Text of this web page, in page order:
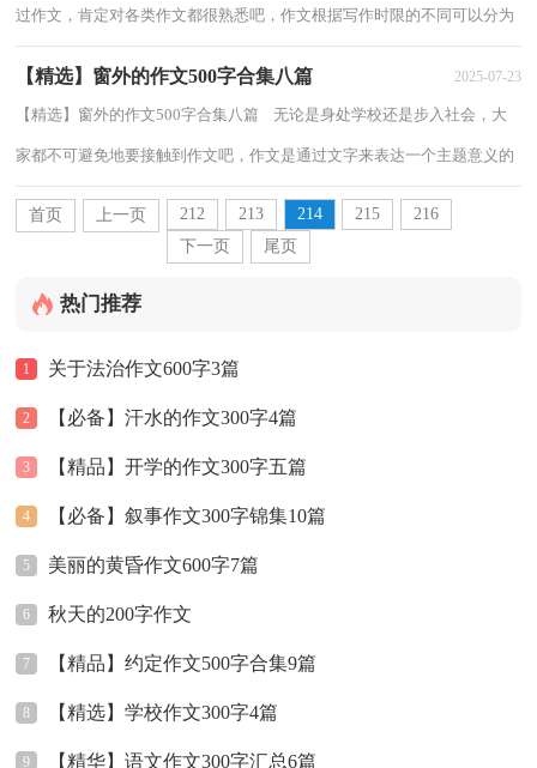
过作文，肯定对各类作文都很熟悉吧，作文根据写作时限的不同可以分为
【精选】窗外的作文500字合集八篇 2025-07-23
【精选】窗外的作文500字合集八篇 无论是身处学校还是步入社会，大
家都不可避免地要接触到作文吧，作文是通过文字来表达一个主题意义的
记叙方法。一篇什么样的作文才能称之...
首页
上一页 212 213 214 215
216
下一页
尾页
热门推荐
1 关于法治作文600字3篇
2 【必备】汗水的作文300字4篇
3 【精品】开学的作文300字五篇
4 【必备】叙事作文300字锦集10篇
5 美丽的黄昏作文600字7篇
6 秋天的200字作文
7 【精品】约定作文500字合集9篇
8 【精选】学校作文300字4篇
9 【精华】语文作文300字汇总6篇